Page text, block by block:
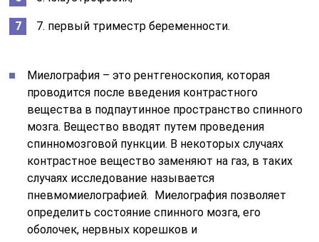
7. первый триместр беременности.
Миелография – это рентгеноскопия, которая
проводится после введения контрастного
вещества в подпаутинное пространство спинного
мозга. Вещество вводят путем проведения
спинномозговой пункции. В некоторых случаях
контрастное вещество заменяют на газ, в таких
случаях исследование называется
пневмомиелографией. Миелография позволяет
определить состояние спинного мозга, его
оболочек, нервных корешков и